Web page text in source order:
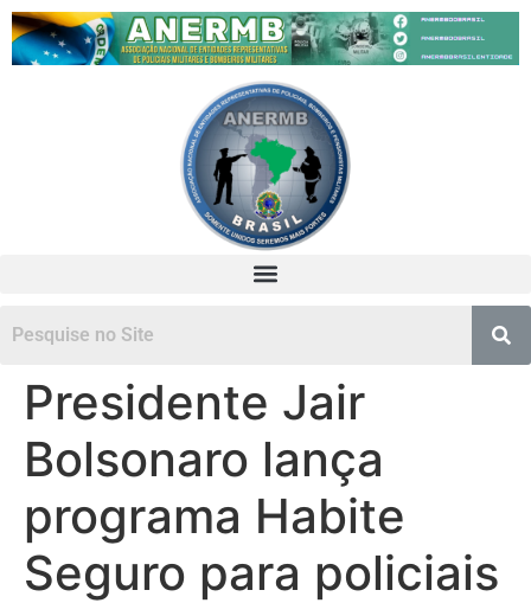
Presidente Jair
Bolsonaro lança
programa Habite
Seguro para policiais